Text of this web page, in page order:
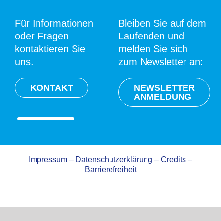
Für Informationen
oder Fragen
kontaktieren Sie
uns.
KONTAKT
Bleiben Sie auf dem
Laufenden und
melden Sie sich
zum Newsletter an:
NEWSLETTER
ANMELDUNG
Impressum – Datenschutzerklärung – Credits –
Barrierefreiheit